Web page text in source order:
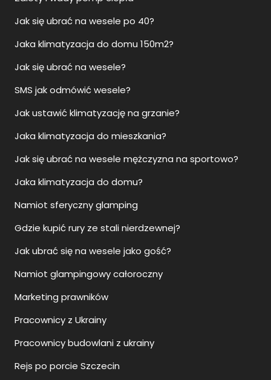
Jak się ubrać na wesele po 40?
Jaka klimatyzacja do domu 150m2?
Jak się ubrać na wesele?
SMS jak odmówić wesele?
Jak ustawić klimatyzację na grzanie?
Jaka klimatyzacja do mieszkania?
Jak się ubrać na wesele mężczyzna na sportowo?
Jaka klimatyzacja do domu?
Namiot sferyczny glamping
Gdzie kupić rury ze stali nierdzewnej?
Jak ubrać się na wesele jako gość?
Namiot glampingowy całoroczny
Marketing prawników
Pracownicy z Ukrainy
Pracownicy budowlani z ukrainy
Rejs po porcie Szczecin